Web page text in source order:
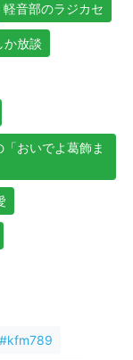
軽音部のラジカセ
か放談
おいでよ葛飾ま
#kfm789